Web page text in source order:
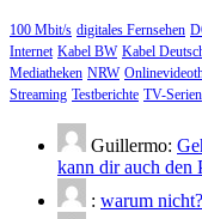
100 Mbit/s digitales Fernsehen
Internet Kabel BW Kabel
Mediatheken NRW
Streaming Testberichte TV-Serien
Guillermo:
kann dir auch den
: warum nicht?